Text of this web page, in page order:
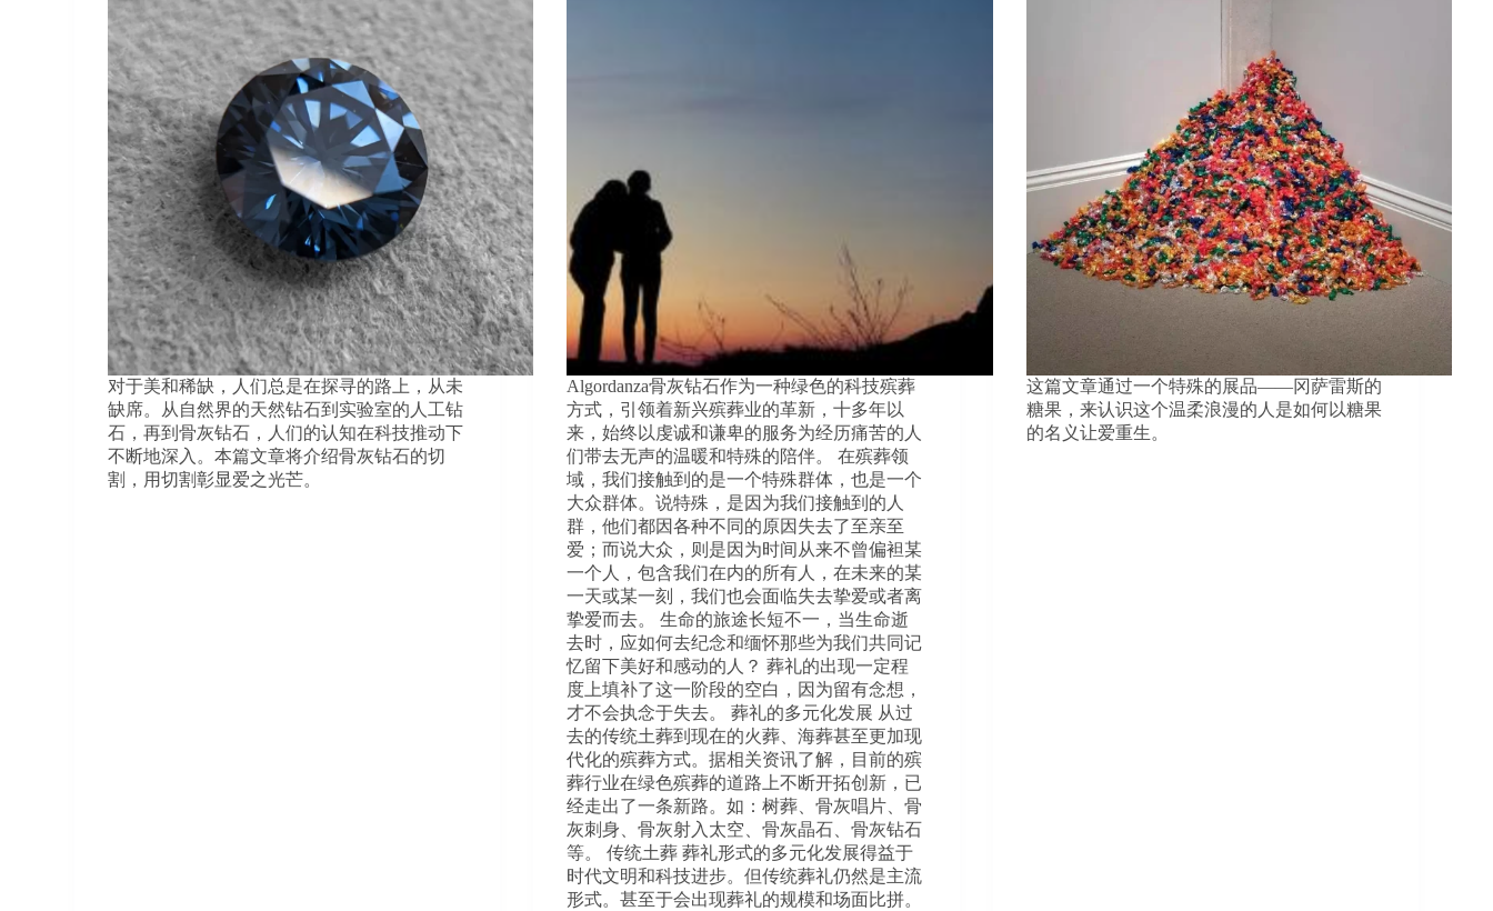
对于美和稀缺，人们总是在探寻的路上，从未
缺席。从自然界的天然钻石到实验室的人工钻
石，再到骨灰钻石，人们的认知在科技推动下
不断地深入。本篇文章将介绍骨灰钻石的切
割，用切割彰显爱之光芒。
Algordanza骨灰钻石作为一种绿色的科技殡葬
方式，引领着新兴殡葬业的革新，十多年以
来，始终以虔诚和谦卑的服务为经历痛苦的人
们带去无声的温暖和特殊的陪伴。 在殡葬领
域，我们接触到的是一个特殊群体，也是一个
大众群体。说特殊，是因为我们接触到的人
群，他们都因各种不同的原因失去了至亲至
爱；而说大众，则是因为时间从来不曾偏袒某
一个人，包含我们在内的所有人，在未来的某
一天或某一刻，我们也会面临失去挚爱或者离
挚爱而去。 生命的旅途长短不一，当生命逝
去时，应如何去纪念和缅怀那些为我们共同记
忆留下美好和感动的人？ 葬礼的出现一定程
度上填补了这一阶段的空白，因为留有念想，
才不会执念于失去。 葬礼的多元化发展 从过
去的传统土葬到现在的火葬、海葬甚至更加现
代化的殡葬方式。据相关资讯了解，目前的殡
葬行业在绿色殡葬的道路上不断开拓创新，已
经走出了一条新路。如：树葬、骨灰唱片、骨
灰刺身、骨灰射入太空、骨灰晶石、骨灰钻石
等。 传统土葬 葬礼形式的多元化发展得益于
时代文明和科技进步。但传统葬礼仍然是主流
形式。甚至于会出现葬礼的规模和场面比拼。
这篇文章通过一个特殊的展品——冈萨雷斯的
糖果，来认识这个温柔浪漫的人是如何以糖果
的名义让爱重生。